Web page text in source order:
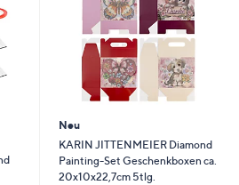
Neu
KARIN JITTENMEIER Diamond
Painting-Set Geschenkboxen ca.
20x10x22,7cm 5tlg.